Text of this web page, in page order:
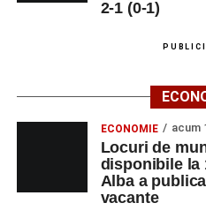
MALURA & RV SRL SECRETARA
Adaugă-ne
Urmărește-ne
Ultimele știri din
2-1 (0-1)
ECONOMIE acum
Locuri de
disponibile la
Alba a
vacante